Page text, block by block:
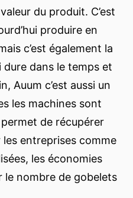
du produit. C’est
produire en
c’est également la
dure dans le temps et
Auum c’est aussi un
les machines sont
de récupérer
entreprises comme
les économies
le nombre de gobelets